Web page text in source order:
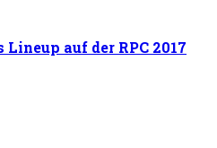
Lineup auf der RPC 2017